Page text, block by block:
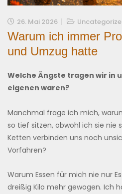
26. Mai 2026
Warum ich immer
und Umzug hatte
Welche Ängste tragen wir in
eigenen waren?
Manchmal frage ich mich,
so tief sitzen, obwohl ich sie nie
Ketten verbinden uns noch
Vorfahren?
Warum Essen für mich nie nur
dreißig Kilo mehr gewogen. Ich